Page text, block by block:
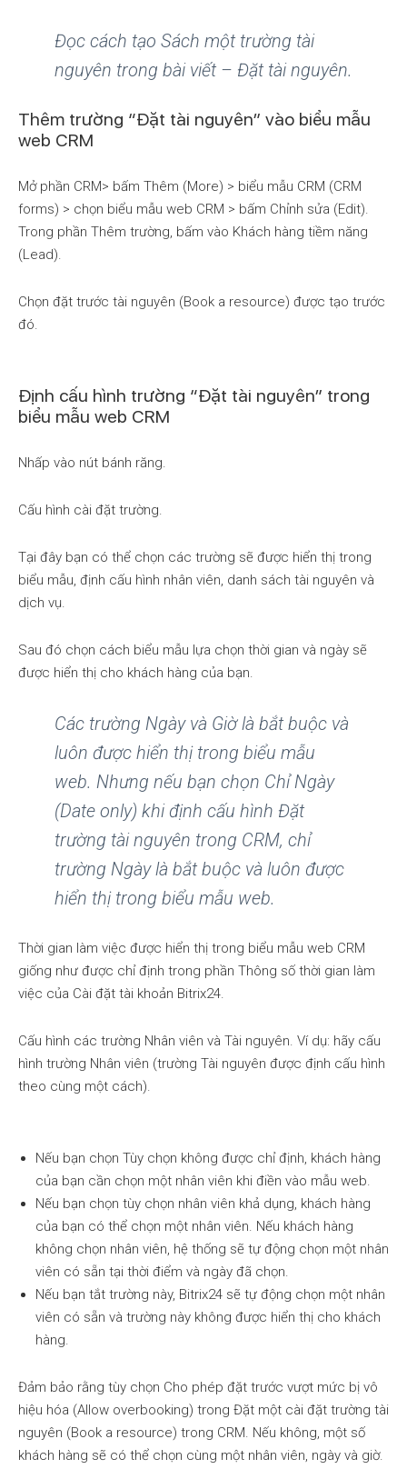
Đọc cách tạo Sách một trường tài
nguyên trong bài viết – Đặt tài nguyên.
Thêm trường “Đặt tài nguyên” vào biểu mẫu
web CRM
Mở phần CRM> bấm Thêm (More) > biểu mẫu CRM (CRM
forms) > chọn biểu mẫu web CRM > bấm Chỉnh sửa (Edit).
Trong phần Thêm trường, bấm vào Khách hàng tiềm năng
(Lead).
Chọn đặt trước tài nguyên (Book a resource) được tạo trước
đó.
Định cấu hình trường “Đặt tài nguyên” trong
biểu mẫu web CRM
Nhấp vào nút bánh răng.
Cấu hình cài đặt trường.
Tại đây bạn có thể chọn các trường sẽ được hiển thị trong
biểu mẫu, định cấu hình nhân viên, danh sách tài nguyên và
dịch vụ.
Sau đó chọn cách biểu mẫu lựa chọn thời gian và ngày sẽ
được hiển thị cho khách hàng của bạn.
Các trường Ngày và Giờ là bắt buộc và
luôn được hiển thị trong biểu mẫu
web. Nhưng nếu bạn chọn Chỉ Ngày
(Date only) khi định cấu hình Đặt
trường tài nguyên trong CRM, chỉ
trường Ngày là bắt buộc và luôn được
hiển thị trong biểu mẫu web.
Thời gian làm việc được hiển thị trong biểu mẫu web CRM
giống như được chỉ định trong phần Thông số thời gian làm
việc của Cài đặt tài khoản Bitrix24.
Cấu hình các trường Nhân viên và Tài nguyên. Ví dụ: hãy cấu
hình trường Nhân viên (trường Tài nguyên được định cấu hình
theo cùng một cách).
Nếu bạn chọn Tùy chọn không được chỉ định, khách hàng
của bạn cần chọn một nhân viên khi điền vào mẫu web.
Nếu bạn chọn tùy chọn nhân viên khả dụng, khách hàng
của bạn có thể chọn một nhân viên. Nếu khách hàng
không chọn nhân viên, hệ thống sẽ tự động chọn một nhân
viên có sẵn tại thời điểm và ngày đã chọn.
Nếu bạn tắt trường này, Bitrix24 sẽ tự động chọn một nhân
viên có sẵn và trường này không được hiển thị cho khách
hàng.
Đảm bảo rằng tùy chọn Cho phép đặt trước vượt mức bị vô
hiệu hóa (Allow overbooking) trong Đặt một cài đặt trường tài
nguyên (Book a resource) trong CRM. Nếu không, một số
khách hàng sẽ có thể chọn cùng một nhân viên, ngày và giờ.